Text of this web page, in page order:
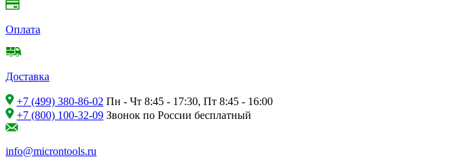
Оплата
Доставка
+7 (499) 380-86-02 Пн - Чт 8:45 - 17:30, Пт 8:45 - 16:00
+7 (800) 100-32-09 Звонок по России бесплатный
info@microntools.ru